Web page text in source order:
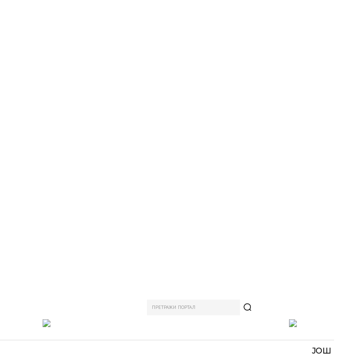
ПРЕТРАЖИ ПОРТАЛ
ЈОШ